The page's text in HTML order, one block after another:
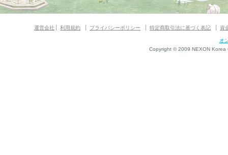
運営会社 利用規約 プライバシーポリシー 特定商取引法に基づく表記 資
オ
Copyright © 2009 NEXON Korea